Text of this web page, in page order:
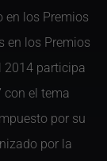
en los Premios
en los Premios
2014 participa
con el tema
por su
por la